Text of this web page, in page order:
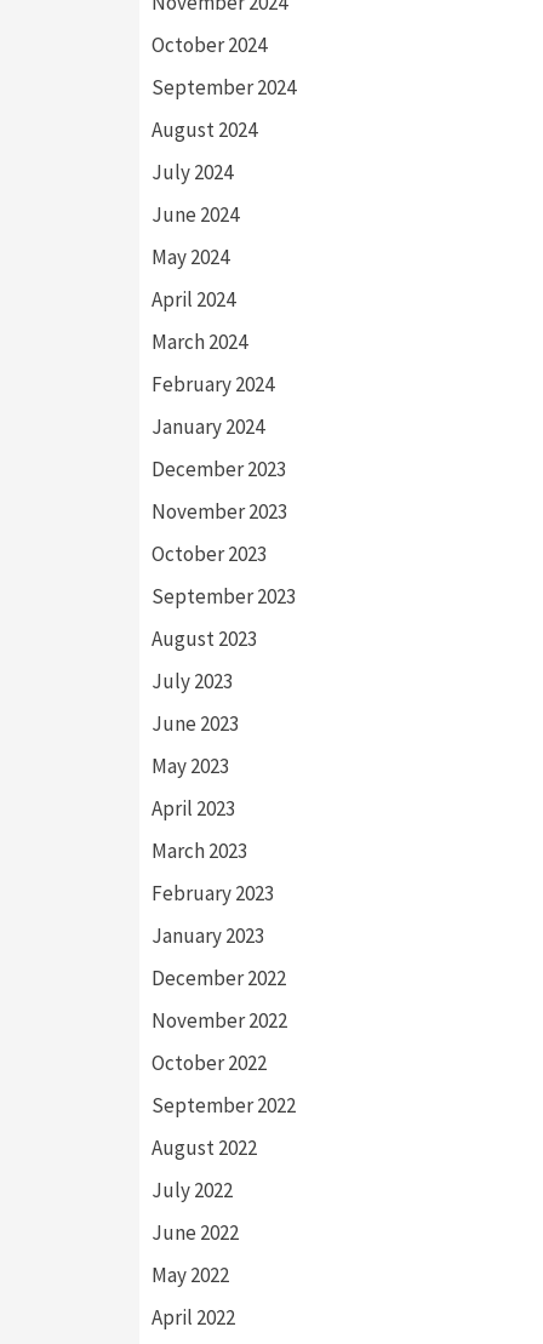
October 2024
September 2024
August 2024
July 2024
June 2024
May 2024
April 2024
March 2024
February 2024
January 2024
December 2023
November 2023
October 2023
September 2023
August 2023
July 2023
June 2023
May 2023
April 2023
March 2023
February 2023
January 2023
December 2022
November 2022
October 2022
September 2022
August 2022
July 2022
June 2022
May 2022
April 2022